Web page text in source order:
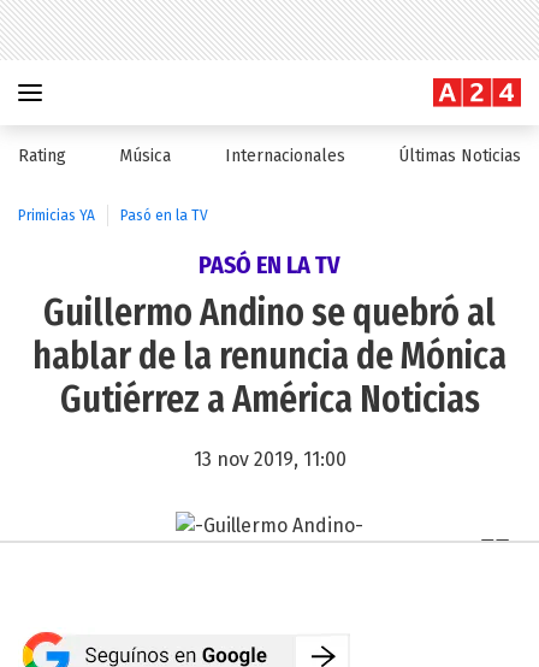
Rating Música Internacionales Últimas Noticias
Primicias YA Pasó en la TV
PASÓ EN LA TV
Guillermo Andino se quebró al
hablar de la renuncia de Mónica
Gutiérrez a América Noticias
13 nov 2019, 11:00